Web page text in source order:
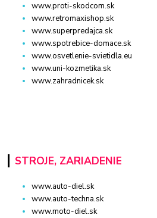
www.proti-skodcom.sk
www.retromaxishop.sk
www.superpredajca.sk
www.spotrebice-domace.sk
www.osvetlenie-svietidla.eu
www.uni-kozmetika.sk
www.zahradnicek.sk
STROJE, ZARIADENIE
www.auto-diel.sk
www.auto-techna.sk
www.moto-diel.sk